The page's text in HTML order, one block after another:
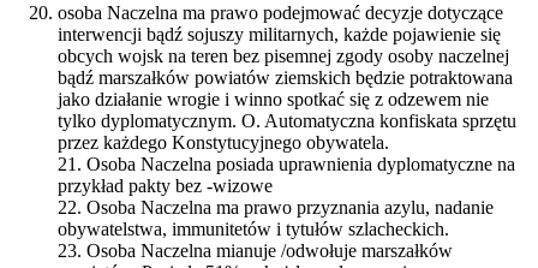
osoba Naczelna ma prawo podejmować decyzje dotyczące
interwencji bądź sojuszy militarnych, każde pojawienie się
obcych wojsk na teren bez pisemnej zgody osoby naczelnej
bądź marszałków powiatów ziemskich będzie potraktowana
jako działanie wrogie i winno spotkać się z odzewem nie
tylko dyplomatycznym. O. Automatyczna konfiskata sprzętu
przez każdego Konstytucyjnego obywatela.
21. Osoba Naczelna posiada uprawnienia dyplomatyczne na
przykład pakty bez -wizowe
22. Osoba Naczelna ma prawo przyznania azylu, nadanie
obywatelstwa, immunitetów i tytułów szlacheckich.
23. Osoba Naczelna mianuje /odwołuje marszałków